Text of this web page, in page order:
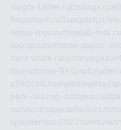
viagra-tablet.rufasbags.ru
fincontech.ru3sexporn.ru
rebus-toys.ru minelab-msk.ru
seo-prodvizhenie-sajtov-
card-voice.ru
domizbrusa-9x12spb.ru
a380club.ruargentinamia.ru
perk-oka.rug-octopus.ru
naruto-x.rupursefactory.ru
spayderhed-2022.ru